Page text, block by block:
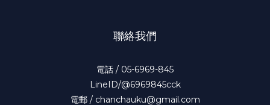
聯絡我們
電話 / 05-6969-845
LineID/@6969845cck
電郵 / chanchauku@gmail.com